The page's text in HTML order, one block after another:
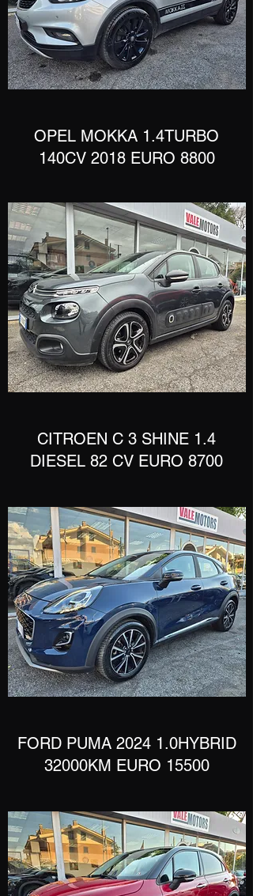
​OPEL MOKKA 1.4TURBO
140CV 2018 EURO 8800
​CITROEN C 3 SHINE 1.4
DIESEL 82 CV EURO 8700
​FORD PUMA 2024 1.0HYBRID
32000KM EURO 15500